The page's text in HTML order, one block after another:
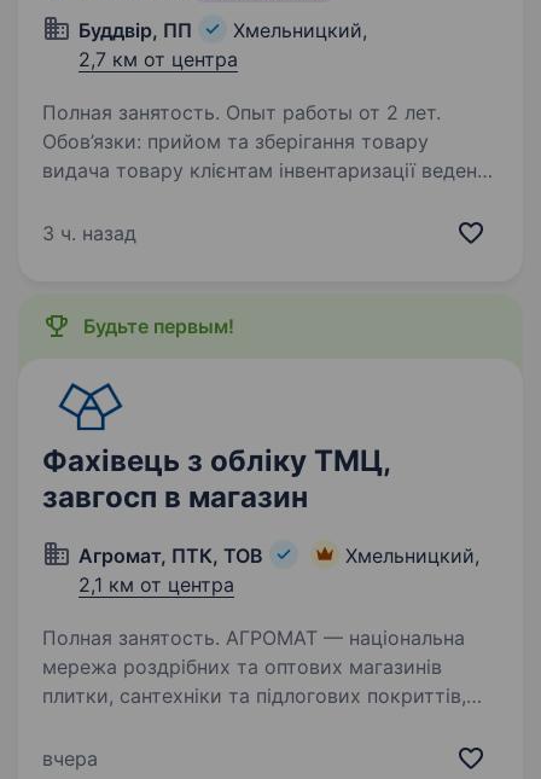
Буддвір, ПП
Хмельницкий,
2,7 км от центра
Полная занятость. Опыт работы от 2 лет.
Обов’язки: прийом та зберігання товару
видача товару клієнтам інвентаризації ведення
3 ч. назад
Будьте первым!
Фахівець з обліку ТМЦ,
завгосп в магазин
Агромат, ПТК, ТОВ
Хмельницкий,
2,1 км от центра
Полная занятость. АГРОМАТ — національна
мережа роздрібних та оптових магазинів
плитки, сантехніки та підлогових покриттів,
у своєму сегменті. Ми допомагаємо клієнтам
вчера